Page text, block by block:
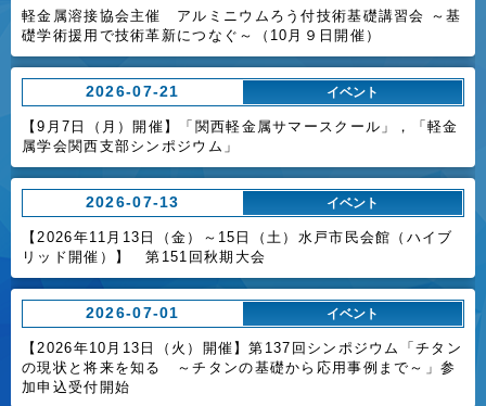
軽金属溶接協会主催 アルミニウムろう付技術基礎講習会 ～基
礎学術援用で技術革新につなぐ～（10月９日開催）
2026-07-21 イベント
【9月7日（月）開催】「関西軽金属サマースクール」，「軽金
属学会関西支部シンポジウム」
2026-07-13 イベント
【2026年11月13日（金）～15日（土）水戸市民会館（ハイブ
リッド開催）】 第151回秋期大会
2026-07-01 イベント
【2026年10月13日（火）開催】第137回シンポジウム「チタン
の現状と将来を知る ～チタンの基礎から応用事例まで～」参
加申込受付開始